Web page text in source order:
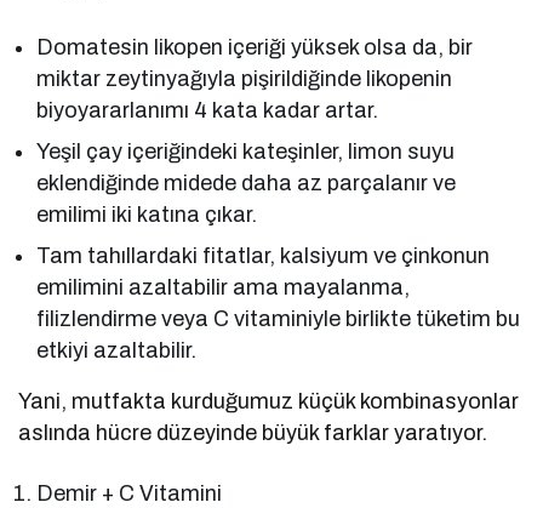
Domatesin likopen içeriği yüksek olsa da, bir
miktar zeytinyağıyla pişirildiğinde likopenin
biyoyararlanımı 4 kata kadar artar.
Yeşil çay içeriğindeki kateşinler, limon suyu
eklendiğinde midede daha az parçalanır ve
emilimi iki katına çıkar.
Tam tahıllardaki fitatlar, kalsiyum ve çinkonun
emilimini azaltabilir ama mayalanma,
filizlendirme veya C vitaminiyle birlikte tüketim bu
etkiyi azaltabilir.
Yani, mutfakta kurduğumuz küçük kombinasyonlar
aslında hücre düzeyinde büyük farklar yaratıyor.
Demir + C Vitamini